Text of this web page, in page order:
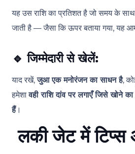
यह उस राशि का प्रतिशत है जो समय के साथ
जाती है — जैसा कि ऊपर बताया गया, यह
🔹जिम्मेदारी से खेलें:
याद रखें,जुआ एक मनोरंजन का साधन है,
हमेशावही राशि दांव पर लगाएँ जिसे खोने
हैं।
लकी जेट में टिप्स